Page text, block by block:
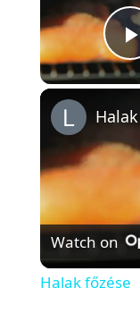
Watch on
Halak főzése